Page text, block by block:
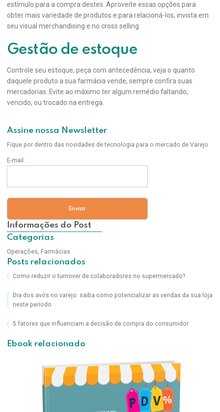
estímulo para a compra destes. Aproveite essas opções para
obter mais variedade de produtos e para relacioná-los, invista em
seu visual merchandising e no cross selling.
Gestão de estoque
Controle seu estoque, peça com antecedência, veja o quanto
daquele produto a sua farmácia vende, sempre confira suas
mercadorias. Evite ao máximo ter algum remédio faltando,
vencido, ou trocado na entrega.
Assine nossa Newsletter
Fique por dentro das novidades de tecnologia para o mercado de Varejo
E-mail:
Informações do Post
Categorias
Operações, Farmácias
Posts relacionados
Como reduzir o turnover de colaboradores no supermercado?
Dia dos avós no varejo: saiba como potencializar as vendas da sua loja
neste período
5 fatores que influenciam a decisão de compra do consumidor
Ebook relacionado